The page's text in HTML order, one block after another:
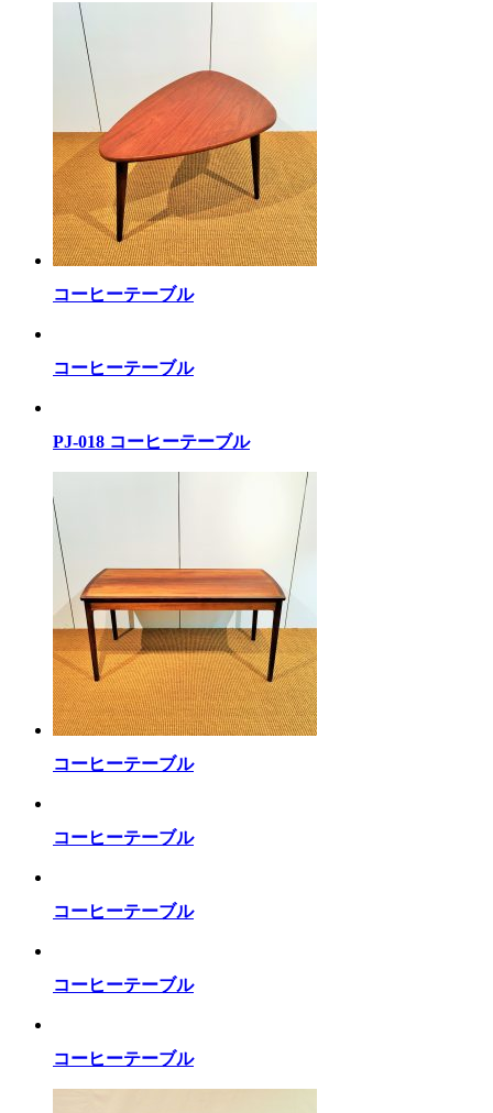
コーヒーテーブル
コーヒーテーブル
PJ-018 コーヒーテーブル
コーヒーテーブル
コーヒーテーブル
コーヒーテーブル
コーヒーテーブル
コーヒーテーブル